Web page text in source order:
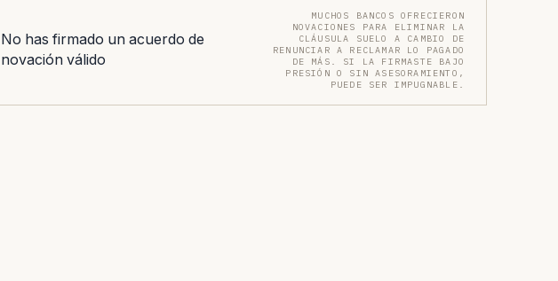
No has firmado un acuerdo de
novación válido
MUCHOS BANCOS OFRECIERON
NOVACIONES PARA ELIMINAR LA
CLÁUSULA SUELO A CAMBIO DE
RENUNCIAR A RECLAMAR LO PAGADO
DE MÁS. SI LA FIRMASTE BAJO
PRESIÓN O SIN ASESORAMIENTO,
PUEDE SER IMPUGNABLE.